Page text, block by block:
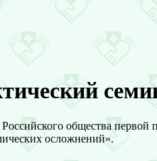
общества первой
осложнений».